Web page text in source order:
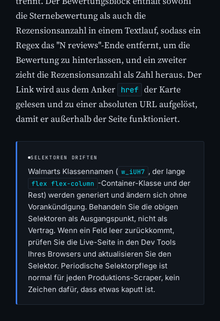
die Sternebewertung als auch die
Rezensionsanzahl in einem Textlauf, sodass ein
Regex das "N reviews"-Ende entfernt, um die
Bewertung zu hinterlassen, und ein zweiter
zieht die Rezensionsanzahl als Zahl heraus. Der
Link wird aus dem Anker href der Karte
gelesen und zu einer absoluten URL aufgelöst,
damit er außerhalb der Seite funktioniert.
SELEKTOREN DRIFTEN
Walmarts Klassennamen ( w_iUH7 , der lange
flex flex-column -Container-Klasse und der
Rest) werden generiert und ändern sich ohne
Vorankündigung. Behandeln Sie die obigen
Selektoren als Ausgangspunkt, nicht als
Vertrag. Wenn ein Feld leer zurückkommt,
prüfen Sie die Live-Seite in den Dev Tools
Ihres Browsers und aktualisieren Sie den
Selektor. Periodische Selektorpflege ist
normal für jeden Produktions-Scraper, kein
Zeichen dafür, dass etwas kaputt ist.